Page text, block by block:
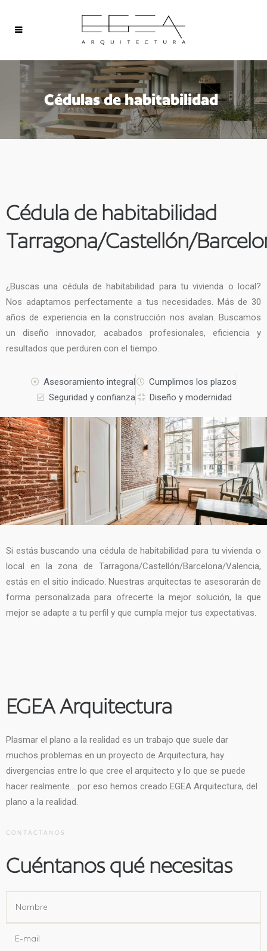
Cédulas de habitabilidad
Cédula de habitabilidad
Tarragona/Castellón/
¿Buscas una cédula de habitabilidad para tu vivienda o local?
Nos adaptamos perfectamente a tus necesidades. Más de 30
años de experiencia en la construcción nos avalan. Buscamos
un diseño innovador, acabados profesionales, eficiencia y
resultados que perduren con el tiempo.
Asesoramiento integral
Cumplimos los plazos
Seguridad y confianza
Diseño y modernidad
Si estás buscando una cédula de habitabilidad para tu vivienda o
local en la zona de Tarragona/Castellón/Barcelona/Valencia,
estás en el sitio indicado. Nuestras arquitectas te asesorarán de
forma personalizada para ofrecerte la mejor solución, la que
mejor se adapte a tu perfil y que cumpla mejor tus expectativas.
EGEA Arquitectura
Plasmar el plano a la realidad es un trabajo que suele dar
muchos problemas en un proyecto de Arquitectura, hay
divergencias entre lo que cree el arquitecto y lo que se puede
hacer realmente… por eso hemos creado EGEA Arquitectura, del
plano a la realidad.
CONTÁCTANOS
Cuéntanos qué necesitas